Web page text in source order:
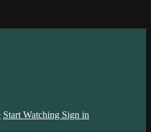
Start Watching Sign in